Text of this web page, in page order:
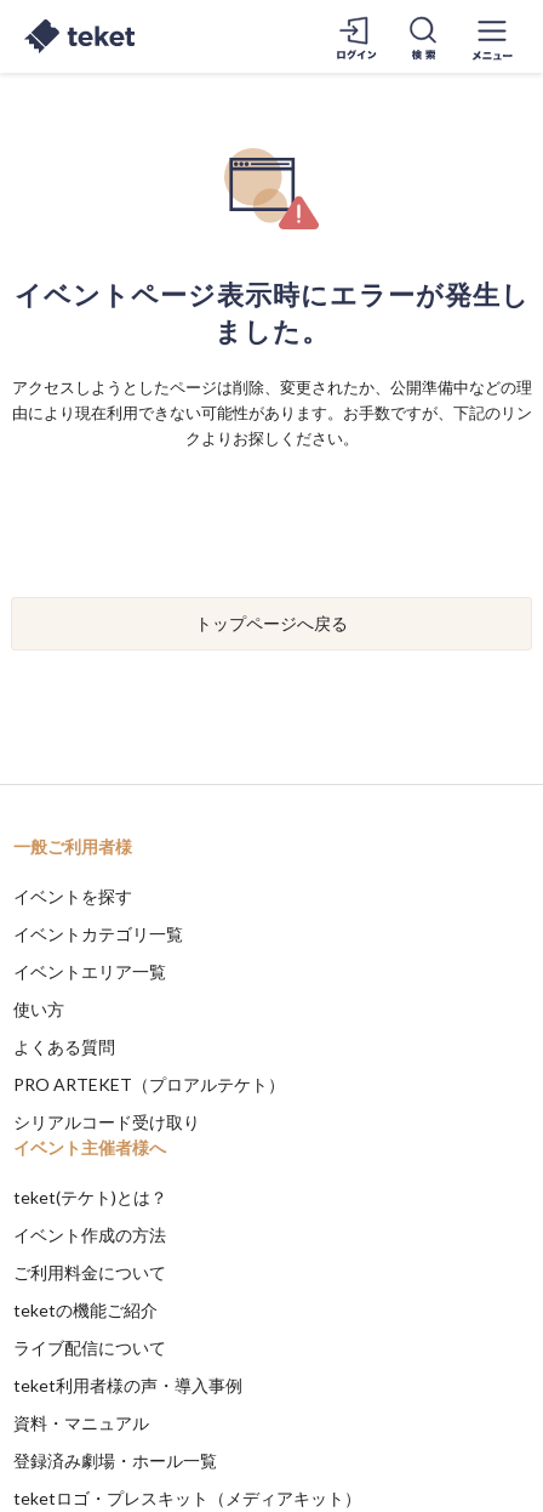
イベントページ表示時にエラーが発生し
ました。
アクセスしようとしたページは削除、変更されたか、公開準備中などの理
由により現在利用できない可能性があります。お手数ですが、下記のリン
クよりお探しください。
トップページへ戻る
一般ご利用者様
イベントを探す
イベントカテゴリ一覧
イベントエリア一覧
使い方
よくある質問
PRO ARTEKET（プロアルテケト）
シリアルコード受け取り
イベント主催者様へ
teket(テケト)とは？
イベント作成の方法
ご利用料金について
teketの機能ご紹介
ライブ配信について
teket利用者様の声・導入事例
資料・マニュアル
登録済み劇場・ホール一覧
teketロゴ・プレスキット（メディアキット）